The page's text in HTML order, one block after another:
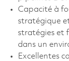
Capacité à
stratégique
stratégies et
dans un
Excellentes